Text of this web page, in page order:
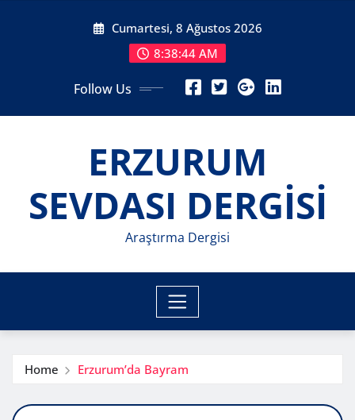
Cumartesi, 8 Ağustos 2026
8:38:46 AM
Follow Us
ERZURUM
SEVDASI DERGİSİ
Araştırma Dergisi
Home Erzurum’da Bayram